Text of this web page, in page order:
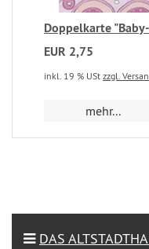
Doppelkarte
EUR 2,75
inkl. 19 % USt zzgl.
mehr...
DAS